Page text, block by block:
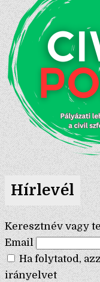
Hírlevél
Keresztnév vagy
Email
Ha folytatod,
irányelvet